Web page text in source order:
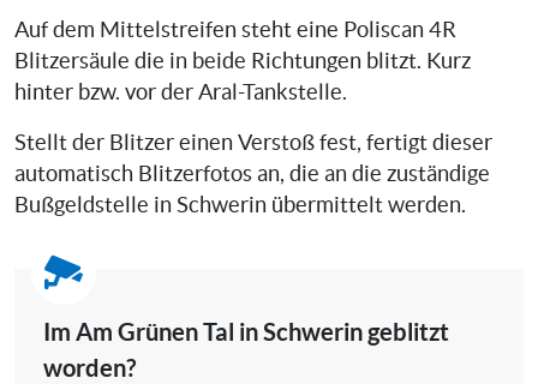
Auf dem Mittelstreifen steht eine Poliscan 4R
Blitzersäule die in beide Richtungen blitzt. Kurz
hinter bzw. vor der Aral-Tankstelle.
Stellt der Blitzer einen Verstoß fest, fertigt dieser
automatisch Blitzerfotos an, die an die zuständige
Bußgeldstelle in Schwerin übermittelt werden.
Im Am Grünen Tal in Schwerin geblitzt
worden?